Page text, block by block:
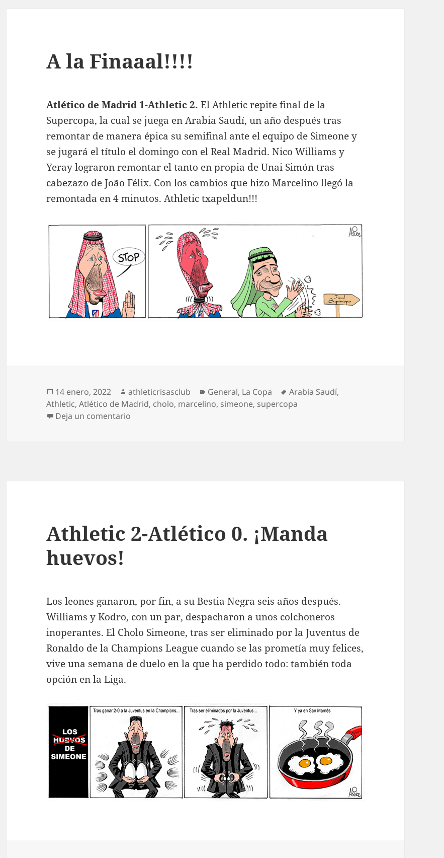
A la Finaaal!!!!
Atlético de Madrid 1-Athletic 2. El Athletic repite final de la
Supercopa, la cual se juega en Arabia Saudí, un año después tras
remontar de manera épica su semifinal ante el equipo de Simeone y
se jugará el título el domingo con el Real Madrid. Nico Williams y
Yeray lograron remontar el tanto en propia de Unai Simón tras
cabezazo de João Félix. Con los cambios que hizo Marcelino llegó la
remontada en 4 minutos. Athletic txapeldun!!!
Publicado
el
14 enero, 2022 Autor
athleticrisasclub Categorías
General, La Copa Etiquetas
Arabia Saudí,
Athletic,Atlético de Madrid, cholo, marcelino, simeone, supercopa
Deja un comentario
Athletic 2-Atlético 0. ¡Manda
huevos!
Los leones ganaron, por fin, a su Bestia Negra seis años después.
Williams y Kodro, con un par, despacharon a unos colchoneros
inoperantes. El Cholo Simeone, tras ser eliminado por la Juventus de
Ronaldo de la Champions League cuando se las prometía muy felices,
vive una semana de duelo en la que ha perdido todo: también toda
opción en la Liga.